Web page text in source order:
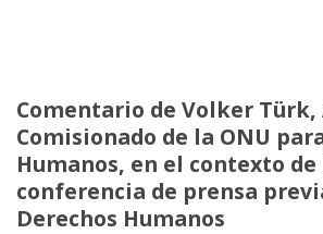
Comentario de Volker Türk,
Comisionado de la ONU
Humanos, en el contexto de
conferencia de prensa
Derechos Humanos